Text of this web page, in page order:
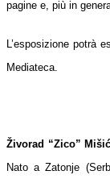
pagine e, più in
L’esposizione potrà
Mediateca.
Živorad “Zico” Mišić
Nato a Zatonje